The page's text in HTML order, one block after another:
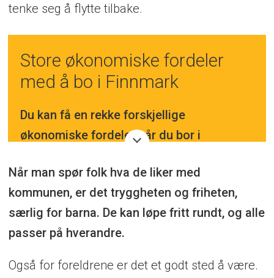
tenke seg å flytte tilbake.
Store økonomiske fordeler
med å bo i Finnmark
Du kan få en rekke forskjellige
økonomiske fordeler når du bor i
Nedskriving avgjeldi Lånekassen
Lavere skatt på
Lavere trinnskatt (3.trinn)
Når man spør folk hva de liker med
kommunen, er det tryggheten og friheten,
særlig for barna. De kan løpe fritt rundt, og alle
passer på hverandre.
Også for foreldrene er det et godt sted å være.